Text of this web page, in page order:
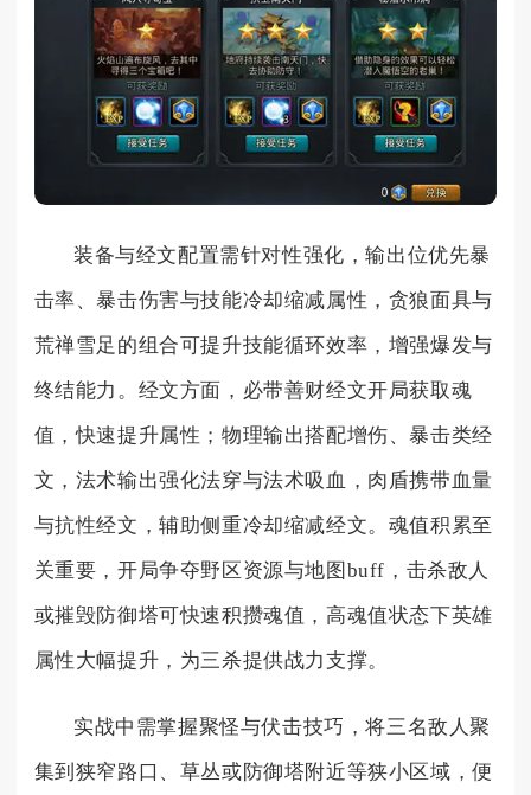
装备与经文配置需针对性强化，输出位优先暴
击率、暴击伤害与技能冷却缩减属性，贪狼面具与
荒禅雪足的组合可提升技能循环效率，增强爆发与
终结能力。经文方面，必带善财经文开局获取魂
值，快速提升属性；物理输出搭配增伤、暴击类经
文，法术输出强化法穿与法术吸血，肉盾携带血量
与抗性经文，辅助侧重冷却缩减经文。魂值积累至
关重要，开局争夺野区资源与地图buff，击杀敌人
或摧毁防御塔可快速积攒魂值，高魂值状态下英雄
属性大幅提升，为三杀提供战力支撑。
实战中需掌握聚怪与伏击技巧，将三名敌人聚
集到狭窄路口、草丛或防御塔附近等狭小区域，便